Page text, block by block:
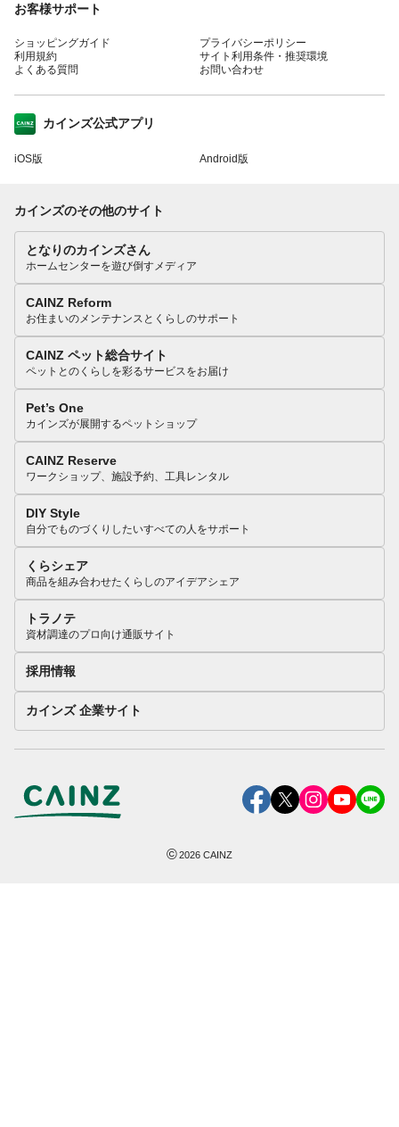
お客様サポート
ショッピングガイド
利用規約
よくある質問
プライバシーポリシー
サイト利用条件・推奨環境
お問い合わせ
カインズ公式アプリ
iOS版 Android版
カインズのその他のサイト
となりのカインズさん
ホームセンターを遊び倒すメディア
CAINZ Reform
お住まいのメンテナンスとくらしのサポート
CAINZ ペット総合サイト
ペットとのくらしを彩るサービスをお届け
Pet’s One
カインズが展開するペットショップ
CAINZ Reserve
ワークショップ、施設予約、工具レンタル
DIY Style
自分でものづくりしたいすべての人をサポート
くらシェア
商品を組み合わせたくらしのアイデアシェア
トラノテ
資材調達のプロ向け通販サイト
採用情報
カインズ 企業サイト
©2026 CAINZ